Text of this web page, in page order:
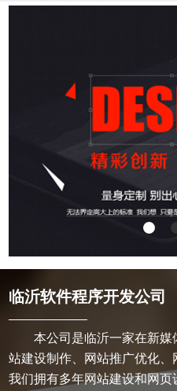
开始客户网站上使用的图片全
临沂软件程序开发公司
本公司 是临沂一家在新媒
站建设制作、网站推广优化、
我们拥有多年网站建设和网